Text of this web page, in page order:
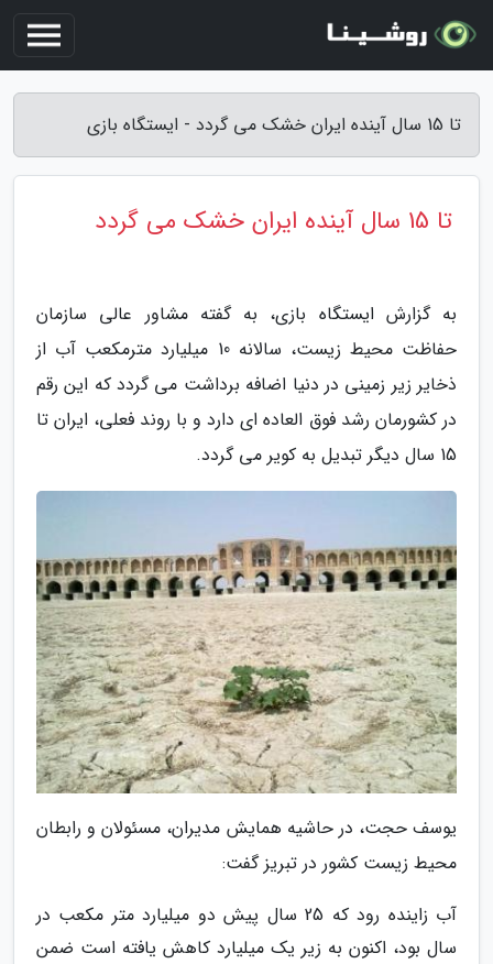
تا 15 سال آینده ایران خشک می گردد - ایستگاه بازی
تا 15 سال آینده ایران خشک می گردد
به گزارش ایستگاه بازی، به گفته مشاور عالی سازمان
حفاظت محیط زیست، سالانه 10 میلیارد مترمکعب آب از
ذخایر زیر زمینی در دنیا اضافه برداشت می گردد که این رقم
در کشورمان رشد فوق العاده ای دارد و با روند فعلی، ایران تا
15 سال دیگر تبدیل به کویر می گردد.
یوسف حجت، در حاشیه همایش مدیران، مسئولان و رابطان
محیط زیست کشور در تبریز گفت:
آب زاینده رود که 25 سال پیش دو میلیارد متر مکعب در
سال بود، اکنون به زیر یک میلیارد کاهش یافته است ضمن